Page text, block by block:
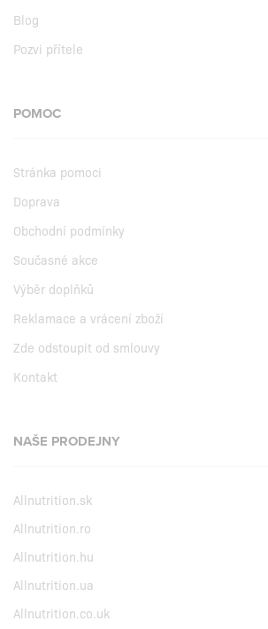
Blog
Pozvi přítele
POMOC
Stránka pomoci
Doprava
Obchodní podmínky
Současné akce
Výběr doplňků
Reklamace a vrácení zboží
Zde odstoupit od smlouvy
Kontakt
NAŠE PRODEJNY
Allnutrition.sk
Allnutrition.ro
Allnutrition.hu
Allnutrition.ua
Allnutrition.co.uk